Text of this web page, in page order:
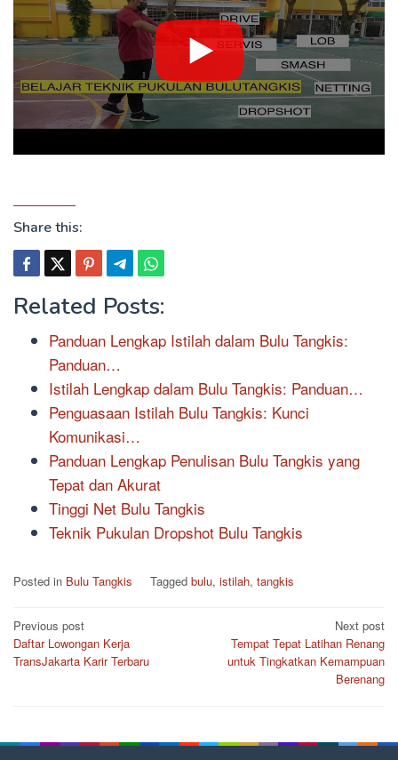
Share this:
Related Posts:
Panduan Lengkap Istilah dalam Bulu Tangkis:
Panduan…
Istilah Lengkap dalam Bulu Tangkis: Panduan…
Penguasaan Istilah Bulu Tangkis: Kunci
Komunikasi…
Panduan Lengkap Penulisan Bulu Tangkis yang
Tepat dan Akurat
Tinggi Net Bulu Tangkis
Teknik Pukulan Dropshot Bulu Tangkis
Posted in Bulu Tangkis Tagged bulu, istilah, tangkis
Post
navigation
Previous post
Daftar Lowongan Kerja
TransJakarta Karir Terbaru
Next post
Tempat Tepat Latihan Renang
untuk Tingkatkan Kemampuan
Berenang